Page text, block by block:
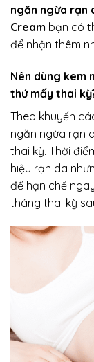
ngăn ngừa rạn
Cream bạn có
để nhận thêm
Nên dùng kem
thứ mấy thai
Theo khuyến
ngăn ngừa rạn
thai kỳ. Thời
hiệu rạn da
để hạn chế
tháng thai kỳ